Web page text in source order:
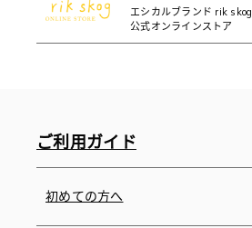
エシカルブランド rik skog
公式オンラインストア
ご利用ガイド
初めての方へ